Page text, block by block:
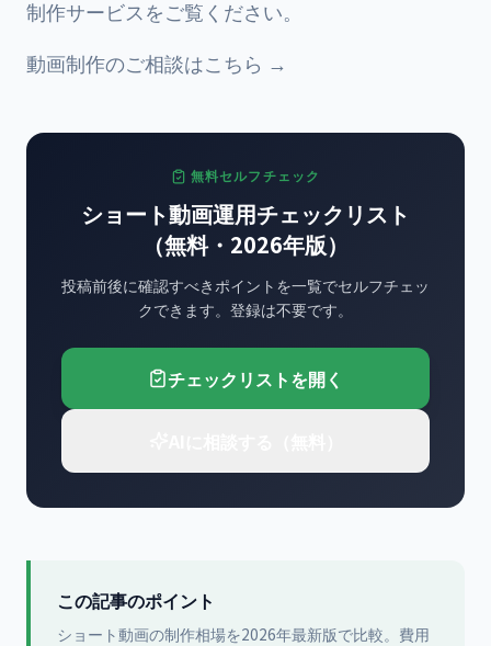
制作サービスをご覧ください。
動画制作のご相談はこちら →
無料セルフチェック
ショート動画運用チェックリスト
（無料・2026年版）
投稿前後に確認すべきポイントを一覧でセルフチェッ
クできます。登録は不要です。
チェックリストを開く
この記事のポイント
ショート動画の制作相場を2026年最新版で比較。費用